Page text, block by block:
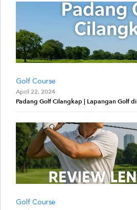
Golf Course
April 22, 2024
Padang Golf Cilangkap | Lapangan Golf
Golf Course